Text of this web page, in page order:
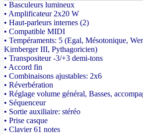
• Basculeurs lumineux
• Amplificateur 2x20 W
• Haut-parleurs internes (2)
• Compatible MIDI
• Tempéraments: 5 (Egal, Mésotonique,
Kirnberger III, Pythagoricien)
• Transpositeur -3/+3 demi-tons
• Accord fin
• Combinaisons ajustables: 2x6
• Réverbération
• Réglage volume général, Basses,
• Séquenceur
• Sortie auxiliaire: stéréo
• Prise casque
• Clavier 61 notes